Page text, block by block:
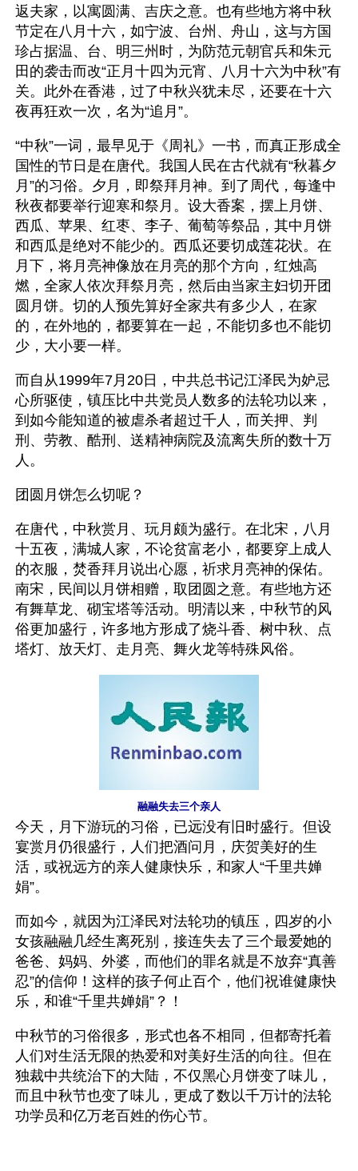
返夫家，以寓圆满、吉庆之意。也有些地方将中秋
节定在八月十六，如宁波、台州、舟山，这与方国
珍占据温、台、明三州时，为防范元朝官兵和朱元
田的袭击而改“正月十四为元宵、八月十六为中秋”有
关。此外在香港，过了中秋兴犹未尽，还要在十六
夜再狂欢一次，名为“追月”。
“中秋”一词，最早见于《周礼》一书，而真正形成全
国性的节日是在唐代。我国人民在古代就有“秋暮夕
月”的习俗。夕月，即祭拜月神。到了周代，每逢中
秋夜都要举行迎寒和祭月。设大香案，摆上月饼、
西瓜、苹果、红枣、李子、葡萄等祭品，其中月饼
和西瓜是绝对不能少的。西瓜还要切成莲花状。在
月下，将月亮神像放在月亮的那个方向，红烛高
燃，全家人依次拜祭月亮，然后由当家主妇切开团
圆月饼。切的人预先算好全家共有多少人，在家
的，在外地的，都要算在一起，不能切多也不能切
少，大小要一样。
而自从1999年7月20日，中共总书记江泽民为妒忌
心所驱使，镇压比中共党员人数多的法轮功以来，
到如今能知道的被虐杀者超过千人，而关押、判
刑、劳教、酷刑、送精神病院及流离失所的数十万
人。
团圆月饼怎么切呢？
在唐代，中秋赏月、玩月颇为盛行。在北宋，八月
十五夜，满城人家，不论贫富老小，都要穿上成人
的衣服，焚香拜月说出心愿，祈求月亮神的保佑。
南宋，民间以月饼相赠，取团圆之意。有些地方还
有舞草龙、砌宝塔等活动。明清以来，中秋节的风
俗更加盛行，许多地方形成了烧斗香、树中秋、点
塔灯、放天灯、走月亮、舞火龙等特殊风俗。
融融失去三个亲人
今天，月下游玩的习俗，已远没有旧时盛行。但设
宴赏月仍很盛行，人们把酒问月，庆贺美好的生
活，或祝远方的亲人健康快乐，和家人“千里共婵
娟”。
而如今，就因为江泽民对法轮功的镇压，四岁的小
女孩融融几经生离死别，接连失去了三个最爱她的
爸爸、妈妈、外婆，而他们的罪名就是不放弃“真善
忍”的信仰！这样的孩子何止百个，他们祝谁健康快
乐，和谁“千里共婵娟”？！
中秋节的习俗很多，形式也各不相同，但都寄托着
人们对生活无限的热爱和对美好生活的向往。但在
独裁中共统治下的大陆，不仅黑心月饼变了味儿，
而且中秋节也变了味儿，更成了数以千万计的法轮
功学员和亿万老百姓的伤心节。